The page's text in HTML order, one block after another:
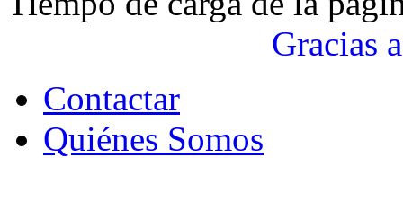
Gracias a
Contactar
Quiénes Somos